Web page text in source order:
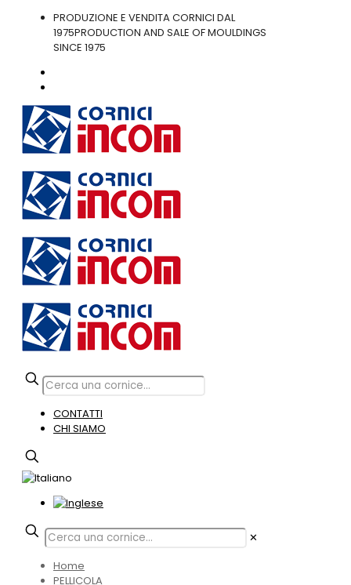
PRODUZIONE E VENDITA CORNICI DAL
1975PRODUCTION AND SALE OF MOULDINGS
SINCE 1975
CONTATTI
CHI SIAMO
✕
Home
PELLICOLA